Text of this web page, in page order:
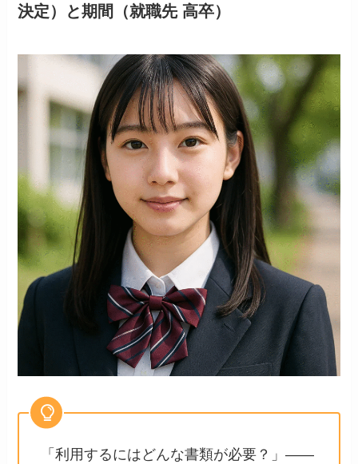
決定）と期間（就職先 高卒）
「利用するにはどんな書類が必要？」――